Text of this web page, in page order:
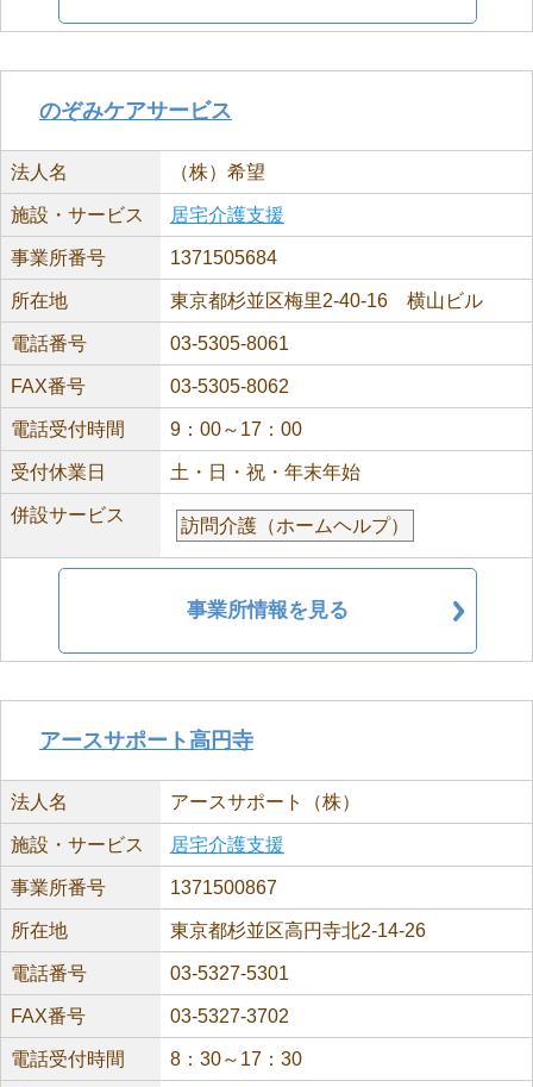
のぞみケアサービス
法人名 （株）希望
施設・サービス 居宅介護支援
事業所番号 1371505684
所在地 東京都杉並区梅里2-40-16 横山ビル
電話番号 03-5305-8061
FAX番号 03-5305-8062
電話受付時間 9：00～17：00
受付休業日 土・日・祝・年末年始
併設サービス
訪問介護（ホームヘルプ）
事業所情報を見る
アースサポート高円寺
法人名 アースサポート（株）
施設・サービス 居宅介護支援
事業所番号 1371500867
所在地 東京都杉並区高円寺北2-14-26
電話番号 03-5327-5301
FAX番号 03-5327-3702
電話受付時間 8：30～17：30